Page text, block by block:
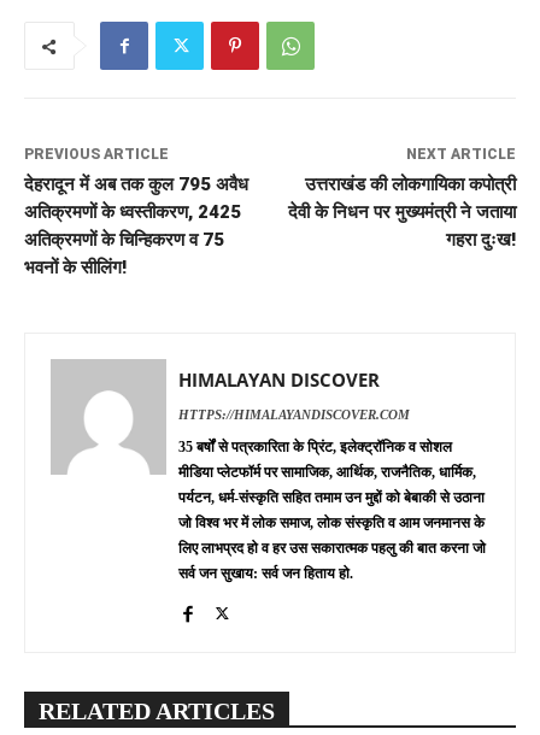
PREVIOUS ARTICLE
देहरादून में अब तक कुल 795 अवैध
अतिक्रमणों के ध्वस्तीकरण, 2425
अतिक्रमणों के चिन्हिकरण व 75
भवनों के सीलिंग!
NEXT ARTICLE
उत्तराखंड की लोकगायिका कपोत्री
देवी के निधन पर मुख्यमंत्री ने जताया
गहरा दुःख!
HIMALAYAN DISCOVER
HTTPS://HIMALAYANDISCOVER.COM
35 बर्षों से पत्रकारिता के प्रिंट, इलेक्ट्रॉनिक व सोशल
मीडिया प्लेटफॉर्म पर सामाजिक, आर्थिक, राजनैतिक, धार्मिक,
पर्यटन, धर्म-संस्कृति सहित तमाम उन मुद्दों को बेबाकी से उठाना
जो विश्व भर में लोक समाज, लोक संस्कृति व आम जनमानस के
लिए लाभप्रद हो व हर उस सकारात्मक पहलु की बात करना जो
सर्व जन सुखाय: सर्व जन हिताय हो.
RELATED ARTICLES